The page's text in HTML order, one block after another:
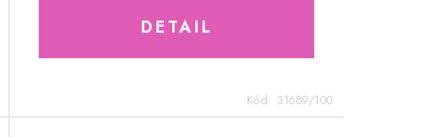
Kód: 31689/100